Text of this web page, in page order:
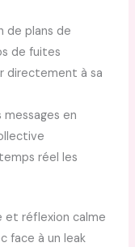
de plans de
de fuites
directement à sa
en
réel les
et réflexion calme
face à un leak